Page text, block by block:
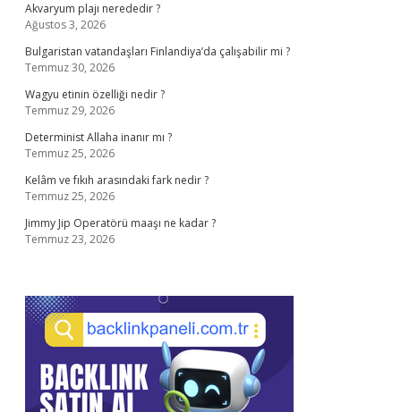
Akvaryum plajı nerededir ?
Ağustos 3, 2026
Bulgaristan vatandaşları Finlandiya’da çalışabilir mi ?
Temmuz 30, 2026
Wagyu etinin özelliği nedir ?
Temmuz 29, 2026
Determinist Allaha inanır mı ?
Temmuz 25, 2026
Kelâm ve fıkıh arasındaki fark nedir ?
Temmuz 25, 2026
Jimmy Jip Operatörü maaşı ne kadar ?
Temmuz 23, 2026